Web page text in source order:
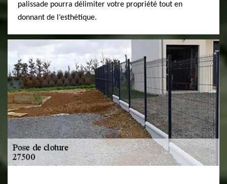
palissade pourra délimiter votre propriété tout en
donnant de l’esthétique.